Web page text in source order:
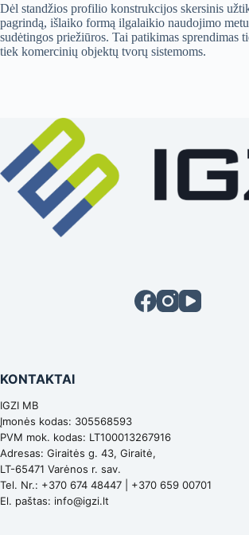
Dėl standžios profilio konstrukcijos skersinis
pagrindą, išlaiko formą ilgalaikio naudojimo
sudėtingos priežiūros. Tai patikimas sprendimas
tiek komercinių objektų tvorų sistemoms.
KONTAKTAI
IGZI MB
Įmonės kodas: 305568593
PVM mok. kodas: LT100013267916
Adresas: Giraitės g. 43, Giraitė,
LT-65471 Varėnos r. sav.
Tel. Nr.: +370 674 48447
+370 659 00701
El. paštas: info@igzi.lt